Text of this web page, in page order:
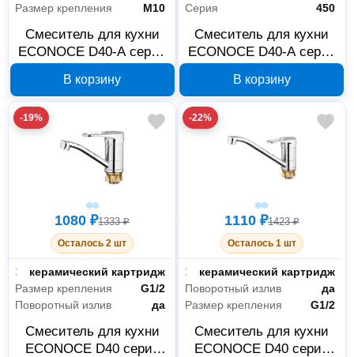
Размер крепления
M10
Смеситель для кухни
ECONOCE D40-A серия
В корзину
Серия
450
Смеситель для кухни
ECONOCE D40-A серия
В корзину
-19%
1080 ₽1333 ₽
Осталось 2 шт
Запорный клапанкерамический картридж
Размер крепления
G1/2
Поворотный излив
да
Смеситель для кухни
ECONOCE D40 серия
-22%
1110 ₽1423 ₽
Осталось 1 шт
Запорный клапанкерамический картридж
Поворотный излив
да
Размер крепления
G1/2
Смеситель для кухни
ECONOCE D40 серия